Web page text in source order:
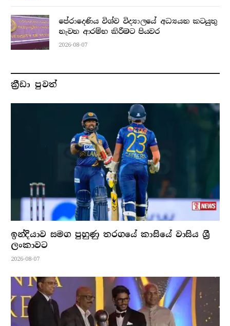
පේරාදෙණිය විශ්ව විද්‍යාලයේ අධ්‍යයන කටයුතු
නැවත ආරම්භ කිරීමට පියවර
2026-08-07
ක්‍රීඩා පුවත්
ඉන්දියාව සමග පුහුණු තරගයේ කාසියේ වාසිය ශ්‍රී
ලංකාවට
2026-08-07